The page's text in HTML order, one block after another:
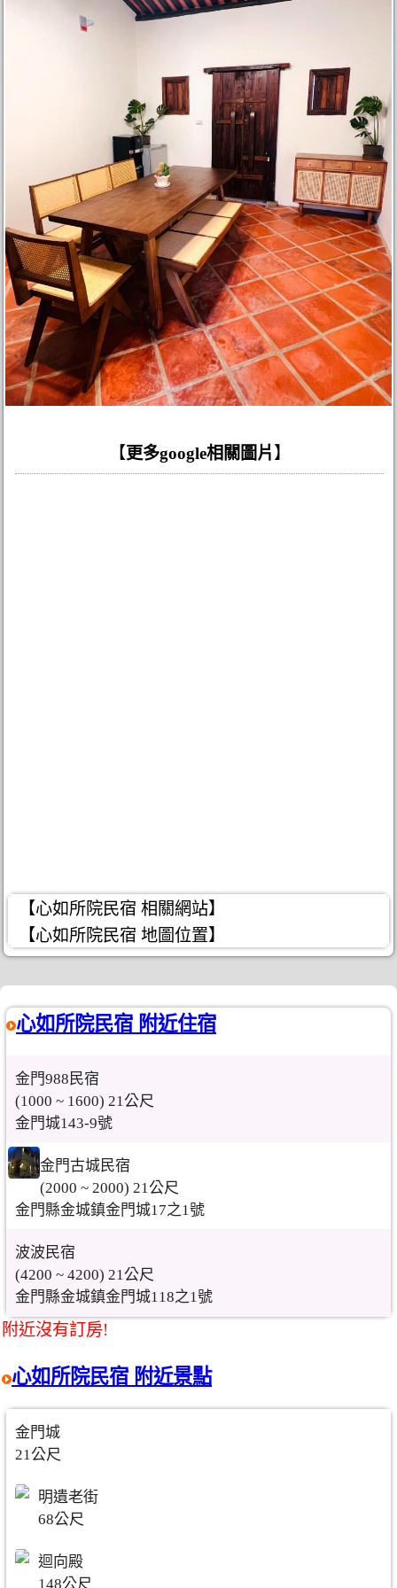
【 更多google相關圖片 】
【心如所院民宿 相關網站】
【心如所院民宿 地圖位置】
心如所院民宿 附近住宿
金門988民宿
(1000 ~ 1600) 21公尺
金門城143-9號
金門古城民宿
(2000 ~ 2000) 21公尺
金門縣金城鎮金門城17之1號
波波民宿
(4200 ~ 4200) 21公尺
金門縣金城鎮金門城118之1號
附近沒有訂房!
心如所院民宿 附近景點
金門城
21公尺
明遺老街
68公尺
迴向殿
148公尺